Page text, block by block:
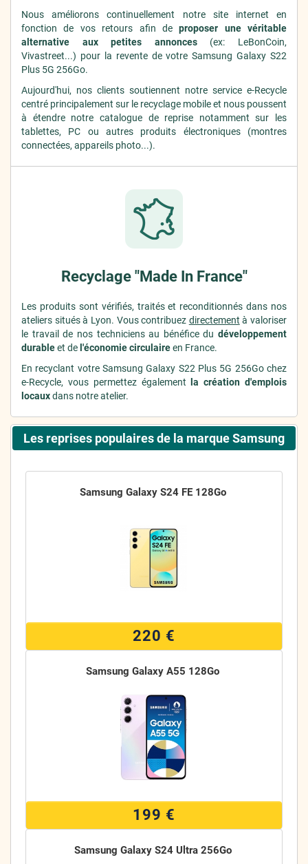
Nous améliorons continuellement notre site internet en
fonction de vos retours afin deproposer une véritable
alternative aux petites annonces(ex: LeBonCoin,
Vivastreet...) pour la revente de votre Samsung Galaxy S22
Plus 5G 256Go.
Aujourd'hui, nos clients soutiennent notre service e-Recycle
centré principalement sur le recyclage mobile et nous poussent
à étendre notre catalogue de reprise notamment sur les
tablettes, PC ou autres produits électroniques (montres
connectées, appareils photo...).
Recyclage "Made In France"
Les produits sont vérifiés, traités et reconditionnés dans nos
ateliers situés à Lyon. Vous contribuez directement à valoriser
le travail de nos techniciens au bénéfice du développement
durableet de l'économie circulaireen France.
En recyclant votre Samsung Galaxy S22 Plus 5G 256Go chez
e-Recycle, vous permettez également
la création d'emplois
locauxdans notre atelier.
Les reprises populaires de la marque Samsung
Samsung Galaxy S24 FE 128Go
220 €
Samsung Galaxy A55 128Go
199 €
Samsung Galaxy S24 Ultra 256Go